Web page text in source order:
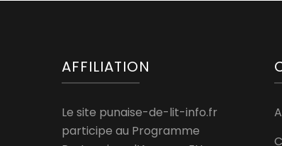
AFFILIATION
Le site punaise-de-lit-info.fr
participe au Programme